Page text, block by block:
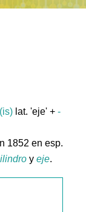
lat. 'eje' +-
1852 en esp.
yeje.